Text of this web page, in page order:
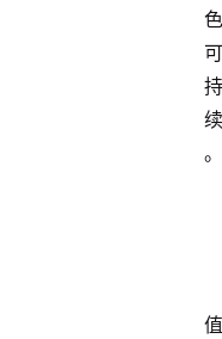
色
可
持
续
。
值